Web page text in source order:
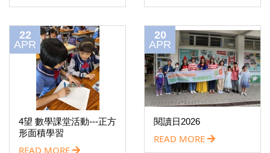
22
APR
4望 數學課堂活動---正方
形面積學習
READ MORE
20
APR
閱讀日2026
READ MORE